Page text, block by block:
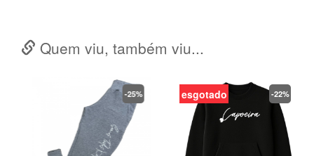
Quem viu, também viu...
-25% esgotado -22%